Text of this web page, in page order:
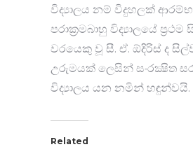
විද්‍යාලය නම් විදුහලක්
පරාක්‍රමබාහු විද්‍යාලයේ
වරයෙකු වූ සී. ඒ. ඕදිරිස් ද
උරුමයක් ලෙසින් සංරක්‍ෂිත
විද්‍යාලය යන නමින් හඳුන්වයි.
Related